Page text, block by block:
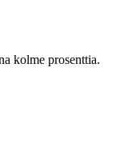
kolme prosenttia.